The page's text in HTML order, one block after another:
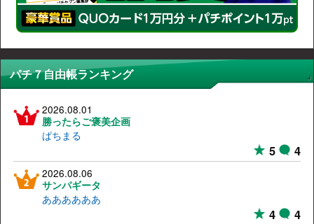
パチ７自由帳ランキング
2026.08.01
勝ったらご褒美企画
ぱちまる
5 4
2026.08.06
サンパギータ
ああああああ
4 4